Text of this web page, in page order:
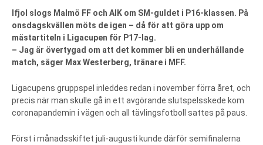
Ifjol slogs Malmö FF och AIK om SM-guldet i P16-klassen. På
onsdagskvällen möts de igen – då för att göra upp om
mästartiteln i Ligacupen för P17-lag.
– Jag är övertygad om att det kommer bli en underhållande
match, säger Max Westerberg, tränare i MFF.
Ligacupens gruppspel inleddes redan i november förra året, och
precis när man skulle gå in ett avgörande slutspelsskede kom
coronapandemin i vägen och all tävlingsfotboll sattes på paus.
Först i månadsskiftet juli-augusti kunde därför semifinalerna